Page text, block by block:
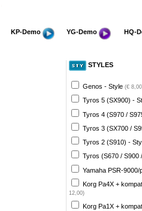
KP-Demo YG-Demo HQ-
STYLES
Genos - Style (€
Tyros 5 (SX900) -
Tyros 4 (S970 /
Tyros 3 (SX700 /
Tyros 2 (S910) -
Tyros (S670 / S900
Yamaha PSR-
Korg Pa4X +
12,00)
Korg Pa1X +